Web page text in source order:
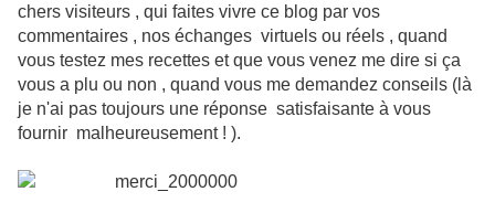
chers visiteurs , qui faites vivre ce blog par vos
commentaires , nos échanges virtuels ou réels , quand
vous testez mes recettes et que vous venez me dire si ça
vous a plu ou non , quand vous me demandez conseils (là
je n'ai pas toujours une réponse satisfaisante à vous
fournir malheureusement ! ).